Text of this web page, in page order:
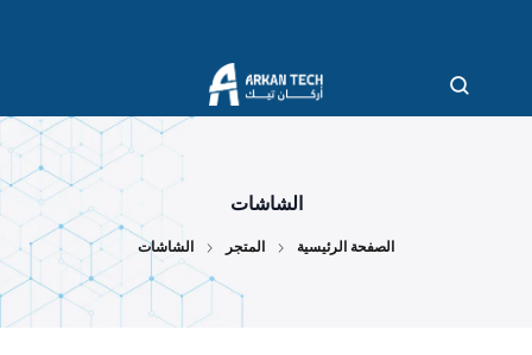
الشاشات
الصفحة الرئيسية المتجر الشاشات